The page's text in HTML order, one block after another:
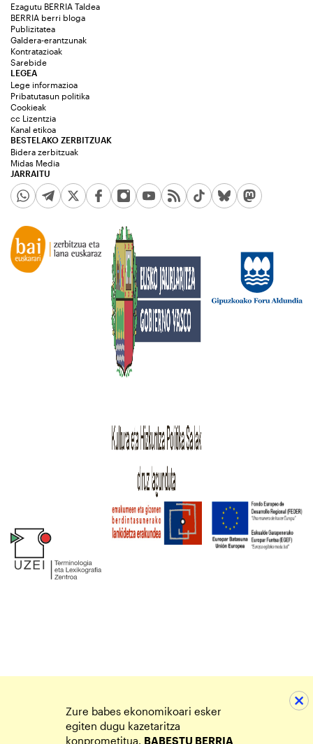
Ezagutu BERRIA Taldea
BERRIA berri bloga
Publizitatea
Galdera-erantzunak
Kontratazioak
Sarebide
JARRAITU
LEGEA
Lege informazioa
Pribatutasun politika
Cookieak
cc Lizentzia
Kanal etikoa
BESTELAKO ZERBITZUAK
Bidera zerbitzuak
Midas Media
Zure babes ekonomikoari esker
egiten dugu kazetaritza
konprometitua. BABESTU BERRIA